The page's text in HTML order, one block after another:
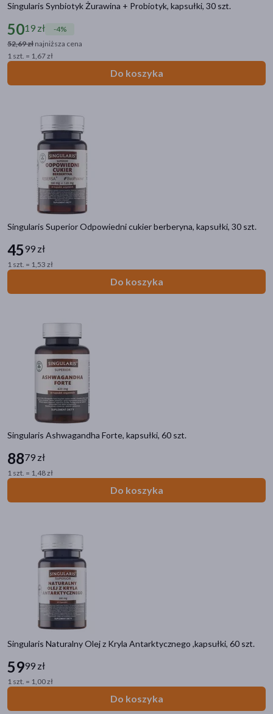
Singularis Synbiotyk Żurawina + Probiotyk, kapsułki, 30 szt.
5019 zł
-4%
52,69 zł najniższa cena
1 szt. = 1,67 zł
Do koszyka
Singularis Superior Odpowiedni cukier berberyna, kapsułki, 30 szt.
4599 zł
1 szt. = 1,53 zł
Do koszyka
Singularis Ashwagandha Forte, kapsułki, 60 szt.
8879 zł
1 szt. = 1,48 zł
Do koszyka
Singularis Naturalny Olej z Kryla Antarktycznego ,kapsułki, 60 szt.
5999 zł
1 szt. = 1,00 zł
Do koszyka
Singularis Witamina C (4)
Singularis Witamina K
Singularis Chlorella